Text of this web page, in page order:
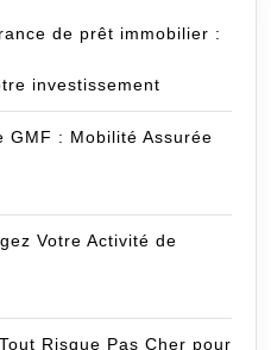
de prêt immobilier :
investissement
GMF : Mobilité Assurée
Votre Activité de
Risque Pas Cher pour